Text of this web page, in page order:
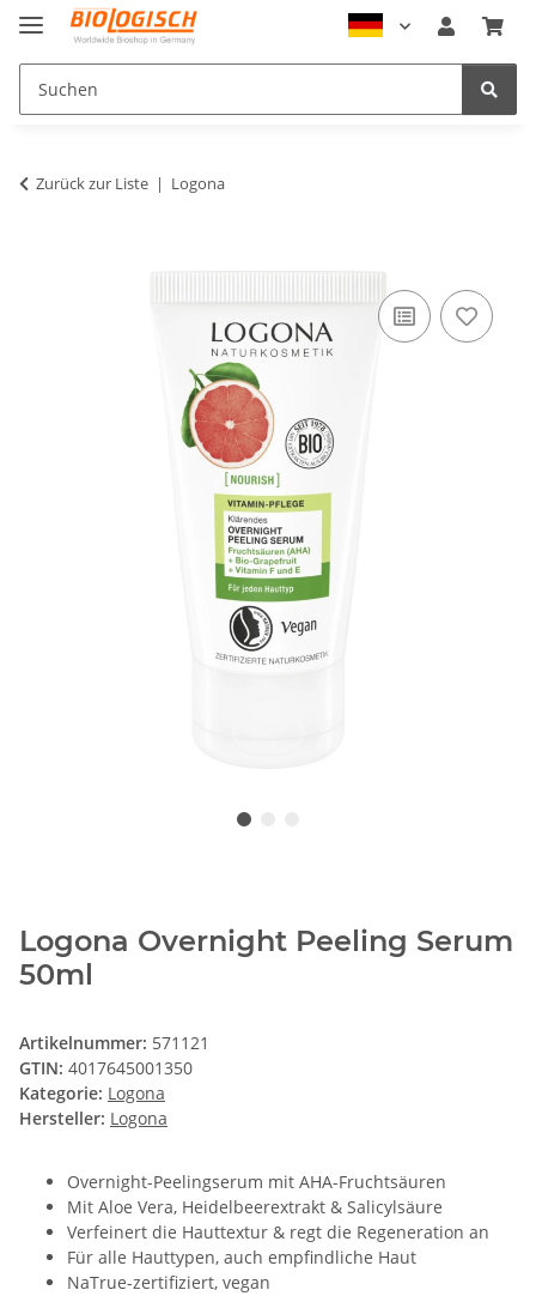
Zurück zur Liste Logona
Logona Overnight Peeling Serum
50ml
Artikelnummer: 571121
GTIN: 4017645001350
Kategorie: Logona
Hersteller: Logona
Overnight-Peelingserum mit AHA-Fruchtsäuren
Mit Aloe Vera, Heidelbeerextrakt & Salicylsäure
Verfeinert die Hauttextur & regt die Regeneration an
Für alle Hauttypen, auch empfindliche Haut
NaTrue-zertifiziert, vegan